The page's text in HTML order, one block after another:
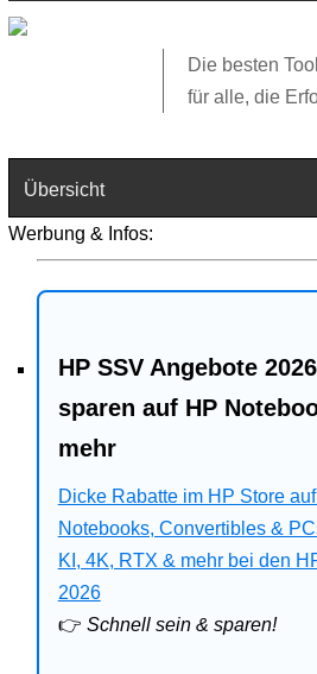
Die besten
für alle, die
Übersicht
Web
Business
Angebote
Bitdefender
Werbung & Infos:
HP SSV Angebote
sparen auf HP
mehr
Dicke Rabatte im HP Store
Notebooks, Convertibles &
KI, 4K, RTX & mehr bei den
2026
👉 Schnell sein & sparen!